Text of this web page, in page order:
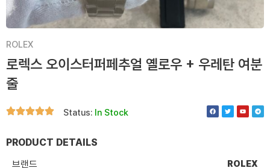
ROLEX
로렉스 오이스터퍼페추얼 옐로우 + 우레탄 여분
줄
Status: In Stock
F
a
c
T
w
i
Y
o
u
T
e
l
PRODUCT DETAILS
브랜드
ROLEX